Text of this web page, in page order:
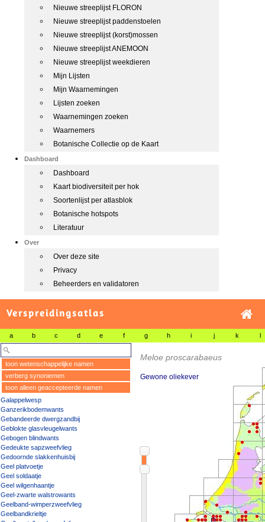
Nieuwe streeplijst FLORON
Nieuwe streeplijst paddenstoelen
Nieuwe streeplijst (korst)mossen
Nieuwe streeplijst ANEMOON
Nieuwe streeplijst weekdieren
Mijn Lijsten
Mijn Waarnemingen
Lijsten zoeken
Waarnemingen zoeken
Waarnemers
Botanische Collectie op de Kaart
Dashboard
Dashboard
Kaart biodiversiteit per hok
Soortenlijst per atlasblok
Botanische hotspots
Literatuur
Over
Over deze site
Privacy
Beheerders en validatoren
Verspreidingsatlas
a b c d e f g h i j k l
toon wetenschappelijke namen
verberg synoniemen
toon alleen geaccepteerde namen
Galappelwesp
Ganzerikbodemwants
Gebandeerde dwergzandbij
Geblokte glasvleugelwants
Gebogen blindwants
Gedeukte sapzweefvlieg
Gedoornde slakkenhuisbij
Geel platvoetje
Geel soldaatje
Geel wilgenhaantje
Geel-zwarte walstrowants
Geelband-wimperzweefvlieg
Geelbandkrieltje
Meloe proscarabaeus
Gewone oliekever